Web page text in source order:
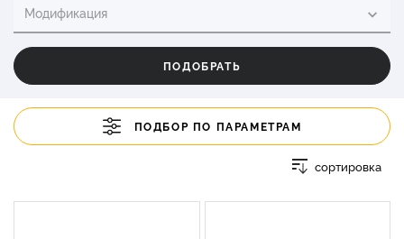
Модификация
ПОДОБРАТЬ
ПОДБОР ПО ПАРАМЕТРАМ
сортировка